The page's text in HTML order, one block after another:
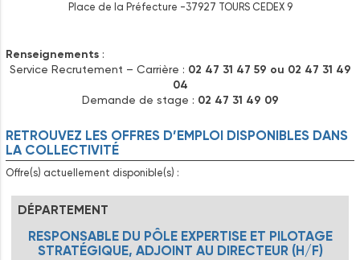
Place de la Préfecture -37927 TOURS CEDEX 9
Renseignements :
Service Recrutement – Carrière : 02 47 31 47 59 ou 02 47 31 49
04
Demande de stage : 02 47 31 49 09
RETROUVEZ LES OFFRES D’EMPLOI DISPONIBLES DANS
LA COLLECTIVITÉ
Offre(s) actuellement disponible(s) :
DÉPARTEMENT
RESPONSABLE DU PÔLE EXPERTISE ET PILOTAGE
STRATÉGIQUE, ADJOINT AU DIRECTEUR (H/F)